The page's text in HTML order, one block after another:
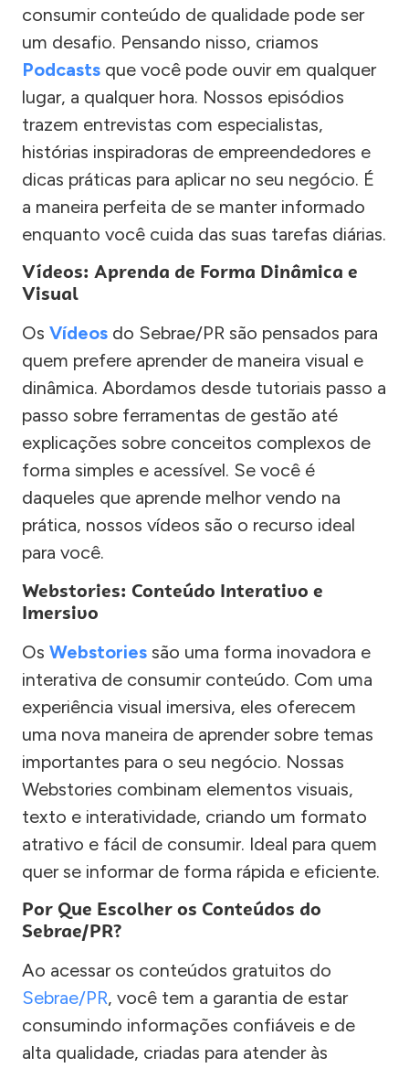
consumir conteúdo de qualidade pode ser
um desafio. Pensando nisso, criamos
Podcasts que você pode ouvir em qualquer
lugar, a qualquer hora. Nossos episódios
trazem entrevistas com especialistas,
histórias inspiradoras de empreendedores e
dicas práticas para aplicar no seu negócio. É
a maneira perfeita de se manter informado
enquanto você cuida das suas tarefas diárias.
Vídeos: Aprenda de Forma Dinâmica e
Visual
Os Vídeos do Sebrae/PR são pensados para
quem prefere aprender de maneira visual e
dinâmica. Abordamos desde tutoriais passo a
passo sobre ferramentas de gestão até
explicações sobre conceitos complexos de
forma simples e acessível. Se você é
daqueles que aprende melhor vendo na
prática, nossos vídeos são o recurso ideal
para você.
Webstories: Conteúdo Interativo e
Imersivo
Os Webstories são uma forma inovadora e
interativa de consumir conteúdo. Com uma
experiência visual imersiva, eles oferecem
uma nova maneira de aprender sobre temas
importantes para o seu negócio. Nossas
Webstories combinam elementos visuais,
texto e interatividade, criando um formato
atrativo e fácil de consumir. Ideal para quem
quer se informar de forma rápida e eficiente.
Por Que Escolher os Conteúdos do
Sebrae/PR?
Ao acessar os conteúdos gratuitos do
Sebrae/PR, você tem a garantia de estar
consumindo informações confiáveis e de
alta qualidade, criadas para atender às